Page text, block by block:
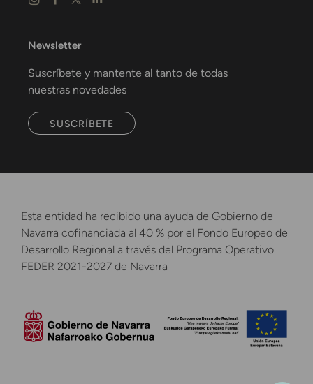
Newsletter
Suscríbete y mantente al tanto de todas
nuestras novedades
SUSCRÍBETE
Esta entidad ha recibido una ayuda de Gobierno de
Navarra cofinanciada al 40 % por el Fondo Europeo de
Desarrollo Regional a través del Programa Operativo
FEDER 2021-2027 de Navarra